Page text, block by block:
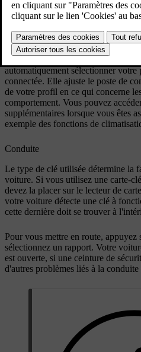
utilisée. Lorsqu'elle est
activée.
Montée à bord
automatiquement sélectionner
connectée. Elle ajuste le poste de
de votre profil en ce qui concerne
comportement. Vous pouvez
supplémentaires lorsque vous êtes
exemple des fonctions de
Conduite
Le type de clé utilisée détermine la
voiture. Si vous utilisez une carte-
devez la placer sur le lecteur de
votre voiture détecte une clé à
cette dernière doit se trouver à
Pour vous mettre en route, appuyez
sélectionnez un rapport. Votre
est ouverte, si une ceinture de
d'autres problèmes liés à la